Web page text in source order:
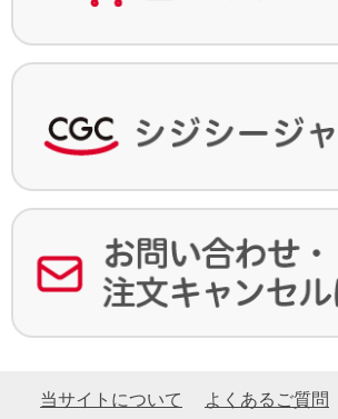
当サイトについて よくあるご質問